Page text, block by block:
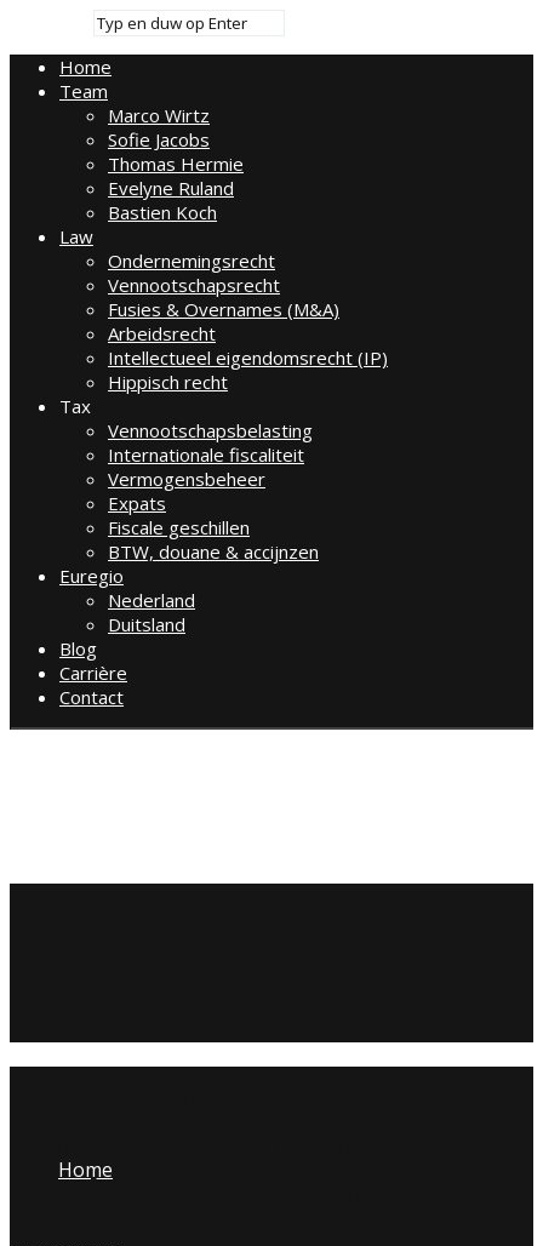
Home
Team
Marco Wirtz
Sofie Jacobs
Thomas Hermie
Evelyne Ruland
Bastien Koch
Law
Ondernemingsrecht
Vennootschapsrecht
Fusies & Overnames (M&A)
Arbeidsrecht
Intellectueel eigendomsrecht (IP)
Hippisch recht
Tax
Vennootschapsbelasting
Internationale fiscaliteit
Vermogensbeheer
Expats
Fiscale geschillen
BTW, douane & accijnzen
Euregio
Nederland
Duitsland
Blog
Carrière
Contact
Home
geschillenregeling herzien